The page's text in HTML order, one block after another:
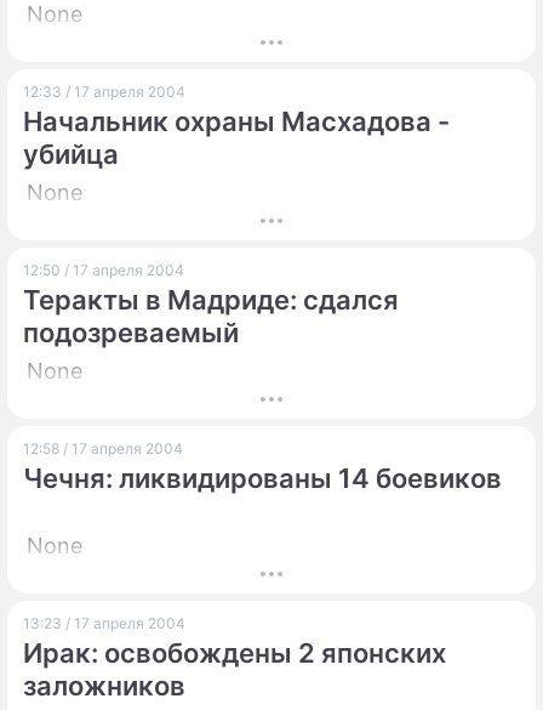
None
12:33 / 17 апреля 2004
Начальник охраны Масхадова -
убийца
None
12:50 / 17 апреля 2004
Теракты в Мадриде: сдался
подозреваемый
None
12:58 / 17 апреля 2004
Чечня: ликвидированы 14 боевиков
None
13:23 / 17 апреля 2004
Ирак: освобождены 2 японских
заложников